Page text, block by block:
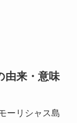
由来・意味
ーリシャス島